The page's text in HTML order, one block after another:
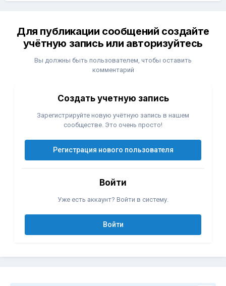
Для публикации сообщений создайте
учётную запись или авторизуйтесь
Вы должны быть пользователем, чтобы оставить
комментарий
Создать учетную запись
Зарегистрируйте новую учётную запись в нашем
сообществе. Это очень просто!
Регистрация нового пользователя
Войти
Уже есть аккаунт? Войти в систему.
Войти